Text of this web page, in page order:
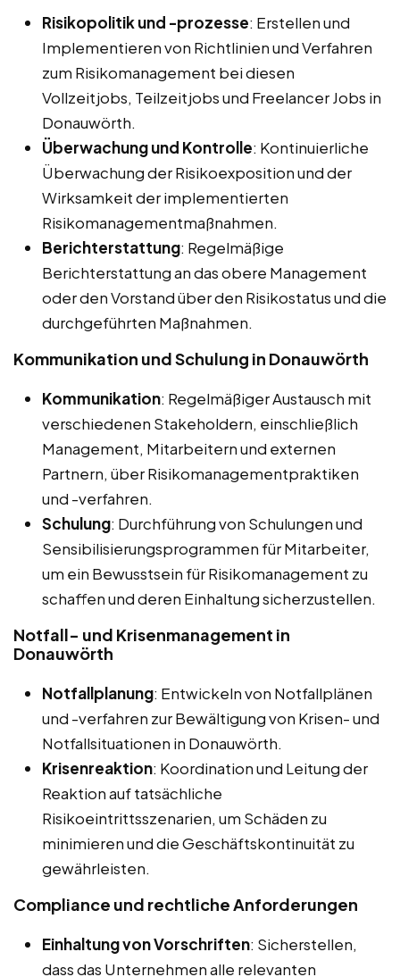
Risikopolitik und -prozesse: Erstellen und
Implementieren von Richtlinien und Verfahren
zum Risikomanagement bei diesen
Vollzeitjobs, Teilzeitjobs und Freelancer Jobs in
Donauwörth.
Überwachung und Kontrolle: Kontinuierliche
Überwachung der Risikoexposition und der
Wirksamkeit der implementierten
Risikomanagementmaßnahmen.
Berichterstattung: Regelmäßige
Berichterstattung an das obere Management
oder den Vorstand über den Risikostatus und die
durchgeführten Maßnahmen.
Kommunikation und Schulung in Donauwörth
Kommunikation: Regelmäßiger Austausch mit
verschiedenen Stakeholdern, einschließlich
Management, Mitarbeitern und externen
Partnern, über Risikomanagementpraktiken
und -verfahren.
Schulung: Durchführung von Schulungen und
Sensibilisierungsprogrammen für Mitarbeiter,
um ein Bewusstsein für Risikomanagement zu
schaffen und deren Einhaltung sicherzustellen.
Notfall- und Krisenmanagement in
Donauwörth
Notfallplanung: Entwickeln von Notfallplänen
und -verfahren zur Bewältigung von Krisen- und
Notfallsituationen in Donauwörth.
Krisenreaktion: Koordination und Leitung der
Reaktion auf tatsächliche
Risikoeintrittsszenarien, um Schäden zu
minimieren und die Geschäftskontinuität zu
gewährleisten.
Compliance und rechtliche Anforderungen
Einhaltung von Vorschriften: Sicherstellen,
dass das Unternehmen alle relevanten